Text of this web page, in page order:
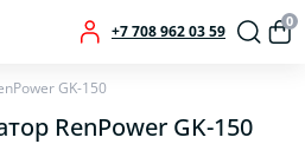
+7 708 962 03 59
0
GK-150
RenPower GK-150